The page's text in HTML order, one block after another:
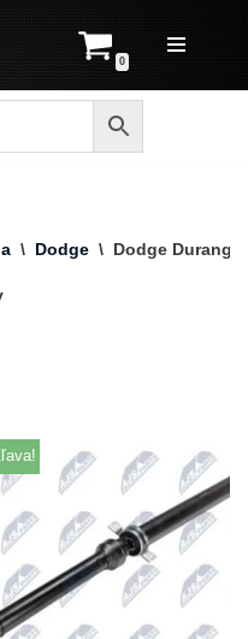
0
\ Dodge \ Dodge Durango